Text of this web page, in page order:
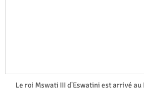
Le roi Mswati III d'Eswatini est arrivé au